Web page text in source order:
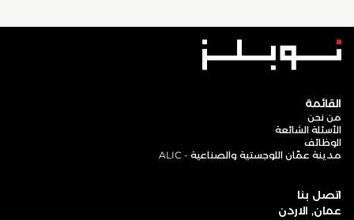
القائمة
من نحن
الأسئلة الشائعة
الوظائف
مدينة عمّان اللوجستية والصناعية - ALIC
اتصل بنا
عمان, الاردن